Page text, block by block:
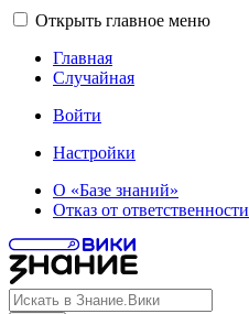
Открыть главное меню
Главная
Случайная
Войти
Настройки
О «Базе знаний»
Отказ от ответственности